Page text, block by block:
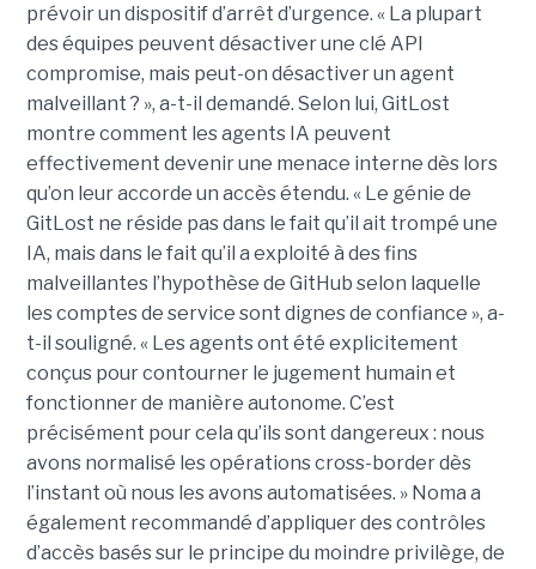
prévoir un dispositif d’arrêt d’urgence. « La plupart
des équipes peuvent désactiver une clé API
compromise, mais peut-on désactiver un agent
malveillant ? », a-t-il demandé. Selon lui, GitLost
montre comment les agents IA peuvent
effectivement devenir une menace interne dès lors
qu’on leur accorde un accès étendu. « Le génie de
GitLost ne réside pas dans le fait qu’il ait trompé une
IA, mais dans le fait qu’il a exploité à des fins
malveillantes l’hypothèse de GitHub selon laquelle
les comptes de service sont dignes de confiance », a-
t-il souligné. « Les agents ont été explicitement
conçus pour contourner le jugement humain et
fonctionner de manière autonome. C’est
précisément pour cela qu’ils sont dangereux : nous
avons normalisé les opérations cross-border dès
l’instant où nous les avons automatisées. » Noma a
également recommandé d’appliquer des contrôles
d’accès basés sur le principe du moindre privilège, de